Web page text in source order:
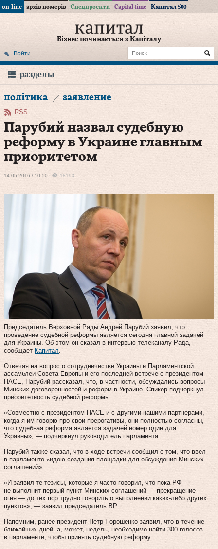
on-line архів номерів Спецпроекти Capital time Капитал 500
Бізнес починається з Капіталу
Войти
разделы
політика заявление
RSS
Парубий назвал судебную
реформу в Украине главным
приоритетом
14.05.2016 / 10:50 18193
Председатель Верховной Рады Андрей Парубий заявил, что
проведение судебной реформы является сегодня главной задачей
для Украины. Об этом он сказал в интервью телеканалу Рада,
сообщает Капитал
Отвечая на вопрос о сотрудничестве Украины и Парламентской
ассамблеи Совета Европы и его последней встрече с президентом
ПАСЕ, Парубий рассказал, что, в частности, обсуждались вопросы
Минских договоренностей и реформ в Украине. Спикер подчеркнул
приоритетность судебной реформы.
«Совместно с президентом ПАСЕ и с другими нашими партнерами,
когда я им говорю про свои прерогативы, они полностью согласны,
что судебная реформа является задачей номер один для
Украины», — подчеркнул руководитель парламента.
Парубий также сказал, что в ходе встречи сообщил о том, что ввел
в парламенте «идею создания площадки для обсуждения Минских
соглашений».
«И заявил те тезисы, которые я часто говорил, что пока РФ
не выполнит первый пункт Минских соглашений — прекращение
огня — до тех пор трудно говорить о выполнении каких-либо других
пунктов», — заявил председатель ВР.
Напомним, ранее президент Петр Порошенко заявил, что в течение
ближайших дней, а, может, недель, необходимо найти 300 голосов
в парламенте, чтобы принять судебную реформу.